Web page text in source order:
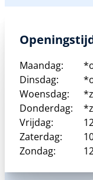
Maandag:
Dinsdag:
Woensdag:
Donderdag:
Vrijdag:
Zaterdag:
Zondag: